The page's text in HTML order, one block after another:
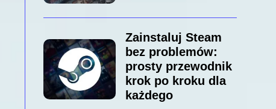
Zainstaluj Steam
bez problemów:
prosty przewodnik
krok po kroku dla
każdego